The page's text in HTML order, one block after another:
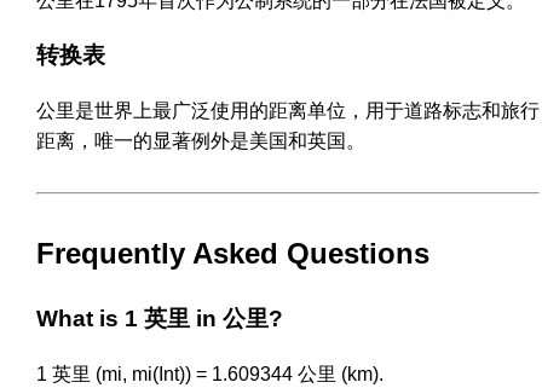
转换表
公里是世界上最广泛使用的距离单位，用于道路标志和旅行
距离，唯一的显著例外是美国和英国。
Frequently Asked Questions
What is 1 英里 in 公里?
1 英里 (mi, mi(Int)) = 1.609344 公里 (km).